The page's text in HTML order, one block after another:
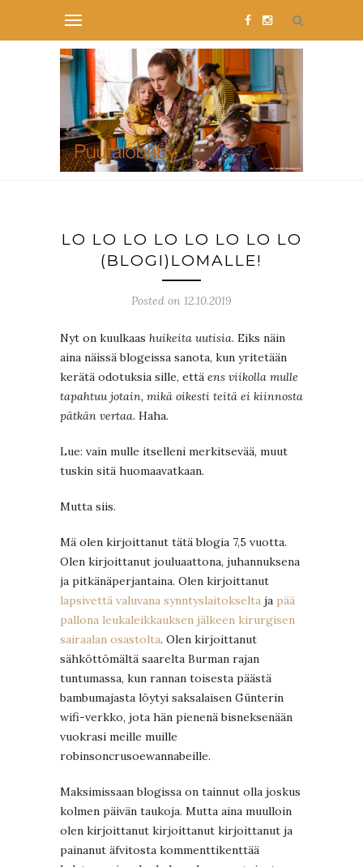
LO LO LO LO LO LO LO LO
(BLOGI)LOMALLE!
Posted on 12.10.2019
Nyt on kuulkaas huikeita uutisia. Eiks näin
aina näissä blogeissa sanota, kun yritetään
kerätä odotuksia sille, että ens viikolla mulle
tapahtuu jotain, mikä oikesti teitä ei kiinnosta
pätkän vertaa. Haha.
Lue: vain mulle itselleni merkitsevää, muut
tuskin sitä huomaavatkaan.
Mutta siis.
Mä olen kirjoittanut tätä blogia 7,5 vuotta.
Olen kirjoittanut jouluaattona, juhannuksena
ja pitkänäperjantaina. Olen kirjoittanut
lapsivettä valuvana synntyslaitokselta ja pää
pallona leukaleikkauksen jälkeen kirurgisen
sairaalan osastolta. Olen kirjoittanut
sähköttömältä saarelta Burman rajan
tuntumassa, kun rannan toisesta päästä
bambumajasta löytyi saksalaisen Günterin
wifi-verkko, jota hän pienenä bisneksenään
vuokrasi meille muille
robinsoncrusoewannabeille.
Maksimissaan blogissa on tainnut olla joskus
kolmen päivän taukoja. Mutta aina muulloin
olen kirjoittanut kirjoittanut kirjoittanut ja
painanut äfvitosta kommenttikenttää